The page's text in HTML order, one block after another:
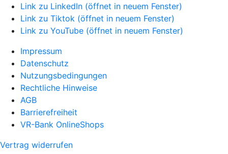
Link zu LinkedIn (öffnet in neuem Fenster)
Link zu Tiktok (öffnet in neuem Fenster)
Link zu YouTube (öffnet in neuem Fenster)
Impressum
Datenschutz
Nutzungsbedingungen
Rechtliche Hinweise
AGB
Barrierefreiheit
VR-Bank OnlineShops
Vertrag widerrufen